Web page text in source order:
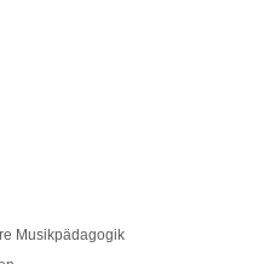
Musikpädagogik